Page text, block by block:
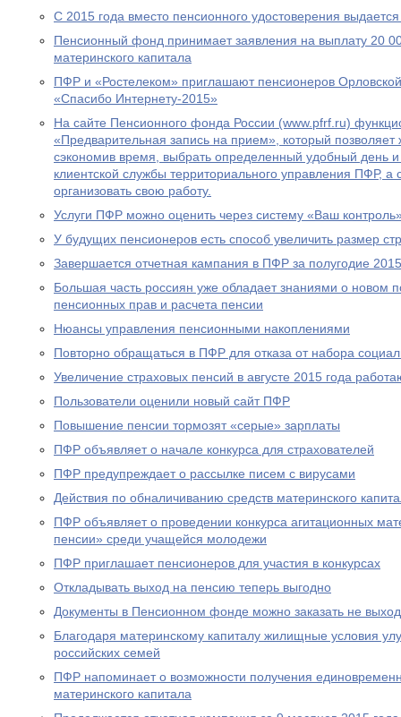
С 2015 года вместо пенсионного удостоверения выдается
Пенсионный фонд принимает заявления на выплату 20
материнского капитала
ПФР и «Ростелеком» приглашают пенсионеров Орловской
«Спасибо Интернету-2015»
На сайте Пенсионного фонда России (www.pfrf.ru)
«Предварительная запись на прием», который
сэкономив время, выбрать определенный удобный день
клиентской службы территориального управления ПФР,
организовать свою работу.
Услуги ПФР можно оценить через систему «Ваш
У будущих пенсионеров есть способ увеличить размер
Завершается отчетная кампания в ПФР за полугодие
Большая часть россиян уже обладает знаниями о новом
пенсионных прав и расчета пенсии
Нюансы управления пенсионными накоплениями
Повторно обращаться в ПФР для отказа от набора
Увеличение страховых пенсий в августе 2015 года
Пользователи оценили новый сайт ПФР
Повышение пенсии тормозят «серые» зарплаты
ПФР объявляет о начале конкурса для страхователей
ПФР предупреждает о рассылке писем с вирусами
Действия по обналичиванию средств материнского
ПФР объявляет о проведении конкурса агитационных
пенсии» среди учащейся молодежи
ПФР приглашает пенсионеров для участия в конкурсах
Откладывать выход на пенсию теперь выгодно
Документы в Пенсионном фонде можно заказать не
Благодаря материнскому капиталу жилищные условия
российских семей
ПФР напоминает о возможности получения
материнского капитала